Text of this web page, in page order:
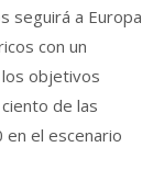
seguirá a Europa
con un
objetivos
de las
el escenario